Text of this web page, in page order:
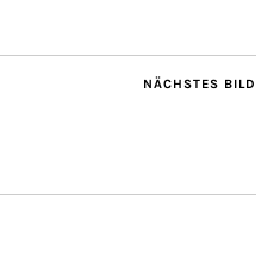
NÄCHSTES BILD